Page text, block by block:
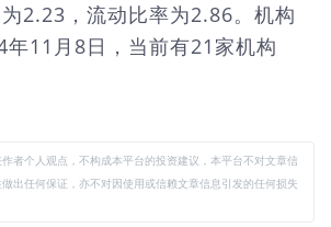
2.23，流动比率为2.86。机构
11月8日，当前有21家机构
者个人观点，不构成本平台的投资建议，本平台不对文章信
出任何保证，亦不对因使用或信赖文章信息引发的任何损失